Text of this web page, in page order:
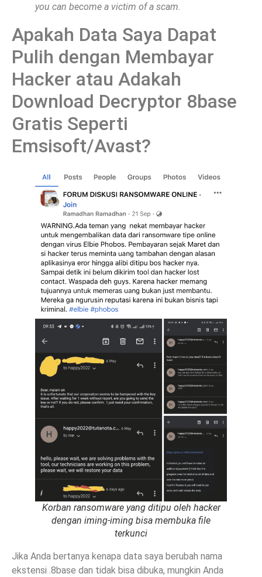
you can become a victim of a scam.
Apakah Data Saya Dapat
Pulih dengan Membayar
Hacker atau Adakah
Download Decryptor 8base
Gratis Seperti
Emsisoft/Avast?
Korban ransomware yang ditipu oleh hacker
dengan iming-iming bisa membuka file
terkunci
Jika Anda bertanya kenapa data saya berubah nama
ekstensi .8base dan tidak bisa dibuka, mungkin Anda